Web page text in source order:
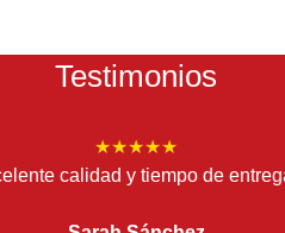
Testimonios
★★★★★
calidad y tiempo de